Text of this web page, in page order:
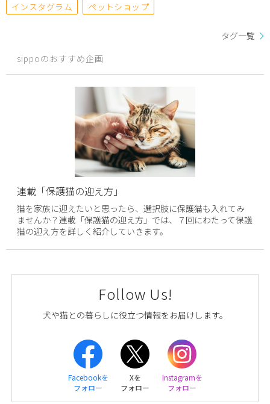
インスタグラム
ペットショップ
タグ一覧
sippoのおすすめ企画
連載「保護猫の迎え方」
猫を家族に迎えたいと思ったら、選択肢に保護猫も入れてみ
ませんか？連載「保護猫の迎え方」では、７回にわたって保護
猫の迎え方を詳しく紹介していきます。
Follow Us!
犬や猫との暮らしに役立つ情報をお届けします。
Facebookを
フォロー
Xを
フォロー
Instagramを
フォロー